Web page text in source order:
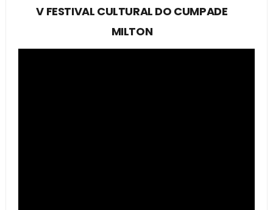
V FESTIVAL CULTURAL DO CUMPADE
MILTON